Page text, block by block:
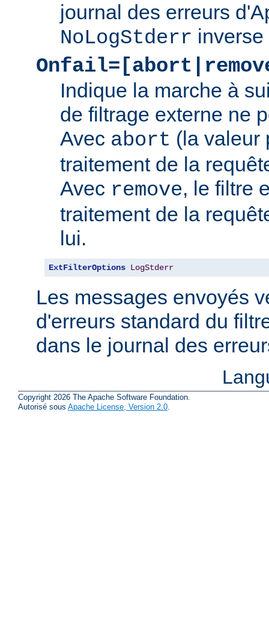
journal des erreurs
NoLogStderr
Indique la marche à
de filtrage externe ne
Avec abort (la valeur
traitement de la
Avec remove, le filtre
traitement de la
lui.
ExtFilterOptions LogStderr
Les messages envoyés
d'erreurs standard du
dans le journal des
Copyright 2026 The Apache Software Foundation.
Autorisé sous Apache License, Version 2.0.